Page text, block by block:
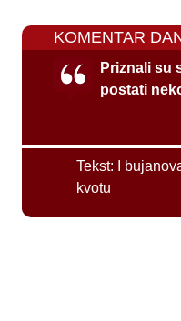
KOMENTAR
Priznali su
postati
Tekst:
I
kvotu